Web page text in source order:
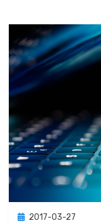
Publicerad
2017-03-27